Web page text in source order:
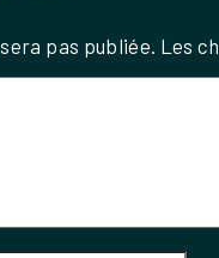
pas publiée. Les